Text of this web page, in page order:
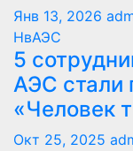
Янв 13, 2026
НвАЭС
5
АЭС стали
«Человек
Окт 25, 2025